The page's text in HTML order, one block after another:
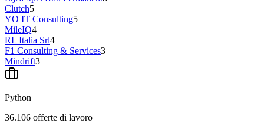
Clutch5
YO IT Consulting5
MileIQ4
RL Italia Srl4
F1 Consulting & Services3
Mindrift3
Python
36.106 offerte di lavoro